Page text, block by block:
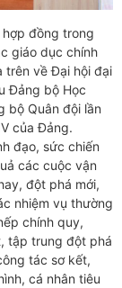
đồng trong
giáo dục chính
trên về Đại hội đại
Đảng bộ Học
bộ Quân đội lần
của Đảng.
đạo, sức chiến
các cuộc vận
đột phá mới,
nhiệm vụ thường
chính quy,
tập trung đột phá
tác sơ kết,
cá nhân tiêu